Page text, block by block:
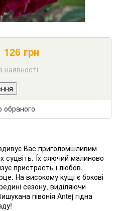
126 грн
наявності
обраного
Вас приголомшливим
суцвіть. Їх сяючий малиново-
пристрасть і любов,
На високому кущі є бокові
сезону, виділяючи
півонія Antej гідна